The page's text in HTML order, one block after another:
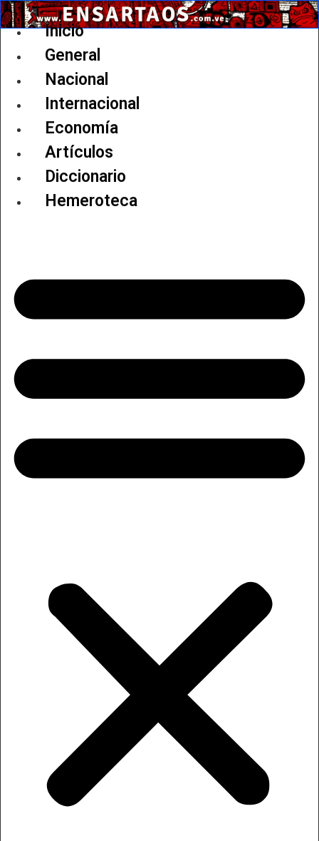
Ir
al
Inicio
General
Nacional
Internacional
Economía
Artículos
Diccionario
Hemeroteca